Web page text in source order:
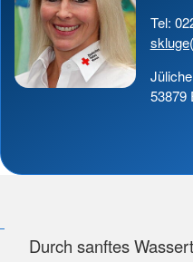
Tel:
53879
Durch sanftes